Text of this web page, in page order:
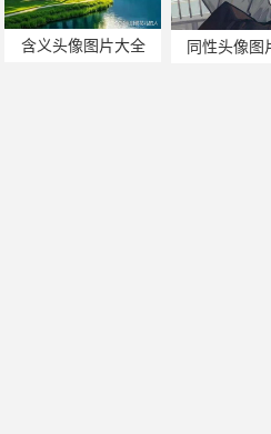
含义头像图片大全 同性头像图